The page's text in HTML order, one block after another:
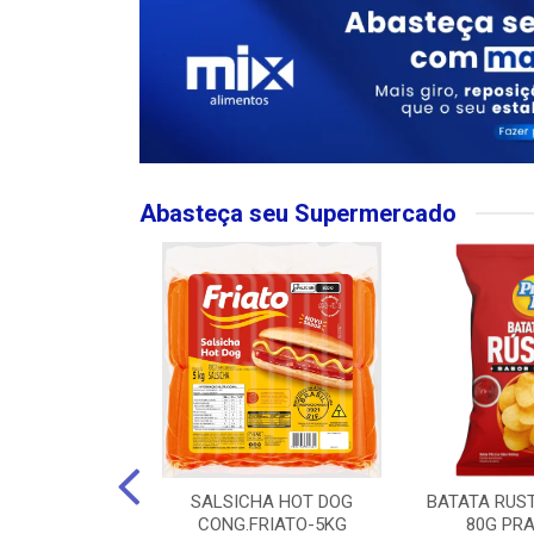
Abasteça seu Supermercado
SALSICHA HOT DOG
CONG.FRIATO-5KG
BATATA
80G